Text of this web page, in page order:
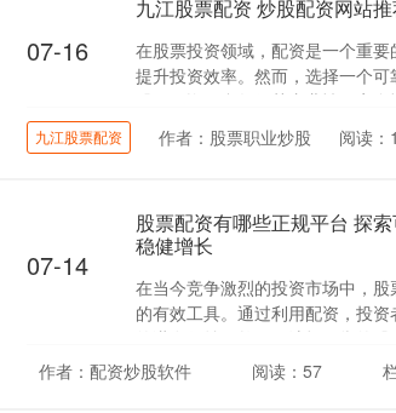
07-16
九江股票配资 炒股配资网站
在股票投资领域，配资是一个重
提升投资效率。然而，选择一个
股票配资平台凭借其专业性、安全
九江股票配资 作者：股票职业炒股 阅读：
07-14
股票配资有哪些正规平台 探
稳健增长
在当今竞争激烈的投资市场中，
的有效工具。通过利用配资，投
的潜在收益。然而，选择可靠的股
作者：配资炒股软件
阅读：57